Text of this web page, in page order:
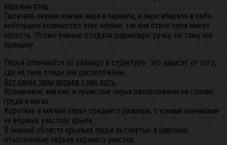
перьями птиц.
Писатель окунал кончик пера в чернила, а перо вбирало в себя
небольшое количество этих чернил, так как ствол пера имеет
полость. Позже ученые создали шариковую ручку, по тому же
принципу.
Перья отличаются по размеру и структуре- это зависит от того,
где на теле птицы они расположены.
Вот какие типы перьев у нас есть:
Крошечные, мягкие, и пушистые перья расположены на голове,
груди и ногах.
Короткие и мягкие перья среднего размера, с узкими кончиками-
на верхних участках крыла.
В нижней области крыльев перья вытянутые и широкие,
относительно перьев верхнего участка.